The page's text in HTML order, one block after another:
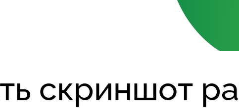
скриншот